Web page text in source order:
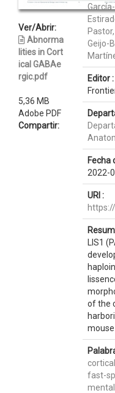
Ver/Abrir:
Abnorma
lities in Cort
ical GABAe
rgic.pdf
5,36 MB
Adobe PDF
Compartir:
Pastor,
Geijo-
Editor :
Fecha
2022-
URI :
LIS1
of the
mouse
fast-